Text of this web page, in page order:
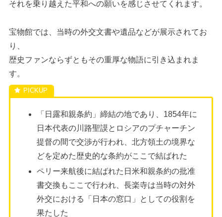
それを乗り越えた平和への願いを感じさせてくれます。
宝物館では、当時の外交文書や遺品などが展示されてお
り、
歴史ファンならずともその重厚な物語に引き込まれま
す。
「日露和親条約」締結の地であり、1854年に
日本代表の川路聖謨とロシアのプチャーチン
提督の間で交渉が行われ、北方領土の境界な
どを定めた歴史的な条約がここで結ばれた
ペリー来航後に結ばれた日米和親条約の批准
書交換もここで行われ、長楽寺は当時の対外
外交における「日本の窓口」としての役割を
果たした